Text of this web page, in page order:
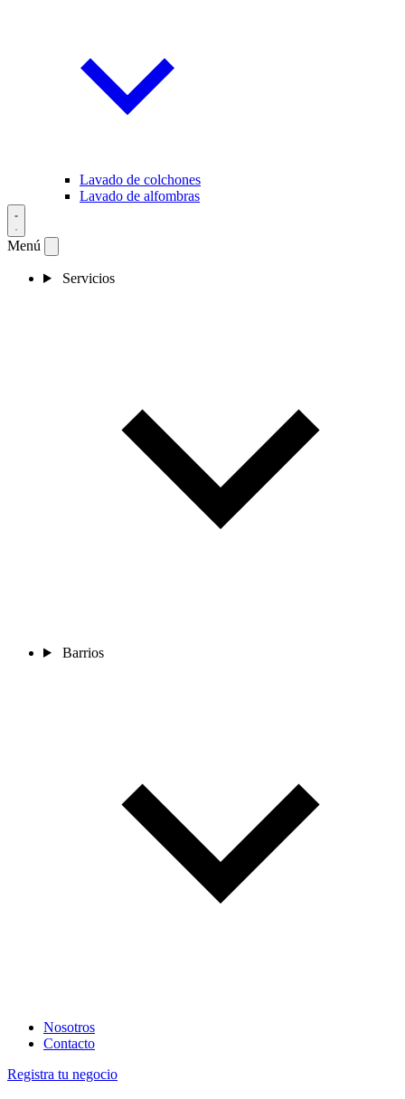
Lavado de colchones
Lavado de alfombras
Menú
Servicios
Barrios
Nosotros
Contacto
Registra tu negocio